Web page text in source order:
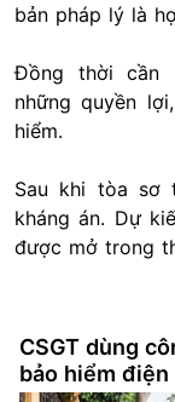
bản pháp lý là
Đồng thời cần
những quyền
hiểm.
Sau khi tòa sơ
kháng án. Dự
được mở trong
CSGT dùng
bảo hiểm